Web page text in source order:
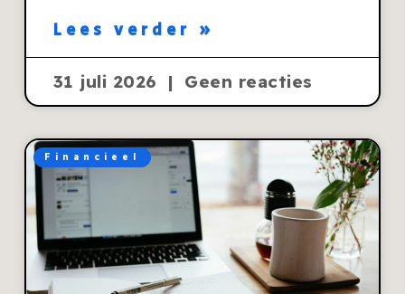
Lees verder »
31 juli 2026 Geen reacties
Financieel